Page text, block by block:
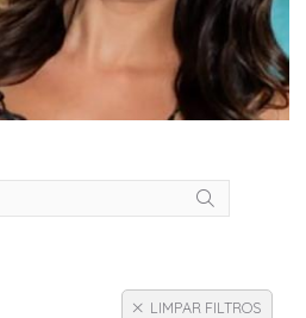
LIMPAR FILTROS